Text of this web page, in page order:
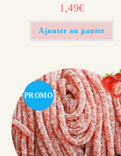
1,49€
Ajouter au panier
PROMO
!